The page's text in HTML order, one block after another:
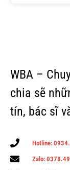
WBA –
chia sẽ
tín, bác sĩ
Hotline:
Zalo: